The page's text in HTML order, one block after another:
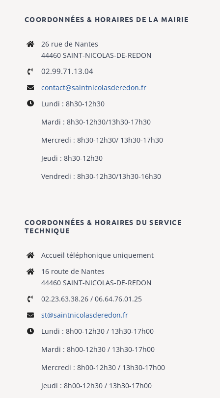
COORDONNÉES & HORAIRES DE LA MAIRIE
26 rue de Nantes
44460 SAINT-NICOLAS-DE-REDON
02.99.71.13.04
contact@saintnicolasderedon.fr
Lundi : 8h30-12h30
Mardi : 8h30-12h30/13h30-17h30
Mercredi : 8h30-12h30/ 13h30-17h30
Jeudi : 8h30-12h30
Vendredi : 8h30-12h30/13h30-16h30
COORDONNÉES & HORAIRES DU SERVICE
TECHNIQUE
Accueil téléphonique uniquement
16 route de Nantes
44460 SAINT-NICOLAS-DE-REDON
02.23.63.38.26 / 06.64.76.01.25
st@saintnicolasderedon.fr
Lundi : 8h00-12h30 / 13h30-17h00
Mardi : 8h00-12h30 / 13h30-17h00
Mercredi : 8h00-12h30 / 13h30-17h00
Jeudi : 8h00-12h30 / 13h30-17h00